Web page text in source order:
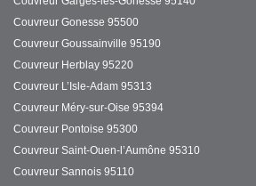
Couvreur Gonesse 95500
Couvreur Goussainville 95190
Couvreur Herblay 95220
Couvreur L’Isle-Adam 95313
Couvreur Méry-sur-Oise 95394
Couvreur Pontoise 95300
Couvreur Saint-Ouen-l’Aumône 95310
Couvreur Sannois 95110